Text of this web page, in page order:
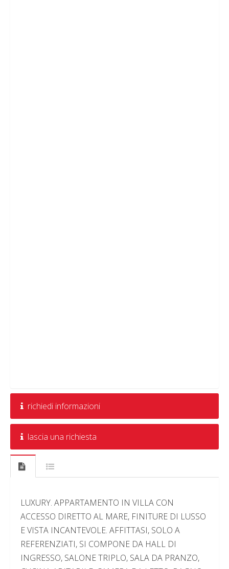
richiedi informazioni
lascia una richiesta
LUXURY. APPARTAMENTO IN VILLA CON
ACCESSO DIRETTO AL MARE, FINITURE DI LUSSO
E VISTA INCANTEVOLE. AFFITTASI, SOLO A
REFERENZIATI, SI COMPONE DA HALL DI
INGRESSO, SALONE TRIPLO, SALA DA PRANZO,